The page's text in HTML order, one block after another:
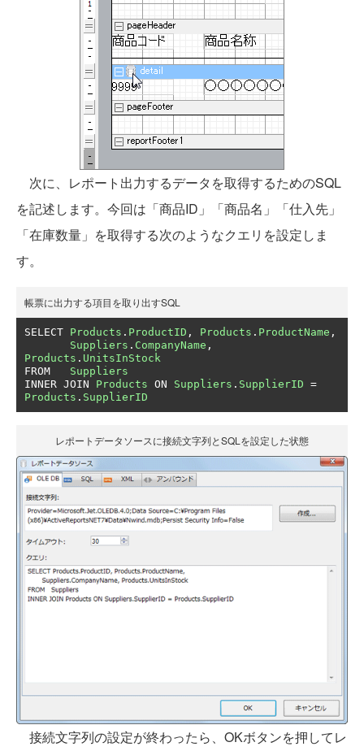
次に、レポート出力するデータを取得するためのSQL
を記述します。今回は「商品ID」「商品名」「仕入先」
「在庫数量」を取得する次のようなクエリを設定しま
す。
帳票に出力する項目を取り出すSQL
SELECT Products . ProductID , Products . ProductName ,
Suppliers . CompanyName ,
Products . UnitsInStock
FROM Suppliers
INNER JOIN Products ON Suppliers . SupplierID =
Products . SupplierID
レポートデータソースに接続文字列とSQLを設定した状態
接続文字列の設定が終わったら、OKボタンを押してレ